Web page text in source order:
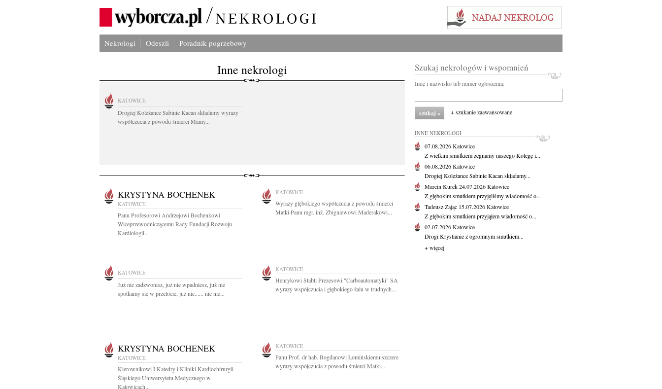
Nekrologi Odeszli Poradnik pogrzebowy
Inne nekrologi
KATOWICE
Drogiej Koleżance Sabinie Kacan składamy wyrazy
współczucia z powodu śmierci Mamy...
KRYSTYNA BOCHENEK
KATOWICE
Panu Profesorowi Andrzejowi Bochenkowi
Wiceprzewodniczącemu Rady Fundacji Rozwoju
Kardiologii...
KATOWICE
Wyrazy głębokiego współczucia z powodu śmierci
Matki Panu mgr. inż. Zbigniewowi Maderakowi...
KATOWICE
Już nie zadzwonisz, już nie wpadniesz, już nie
spotkamy się w przelocie, już nic...... nic nie...
KATOWICE
Henrykowi Stabli Prezesowi "Carboautomatyki" SA
wyrazy współczucia i głębokiego żalu w trudnych...
KRYSTYNA BOCHENEK
KATOWICE
Kierownikowi I Katedry i Kliniki Kardiochirurgii
Śląskiego Uniwersytetu Medycznego w
Katowicach...
KATOWICE
Panu Prof. dr hab. Bogdanowi Łomińskiemu szczere
wyrazy współczucia z powodu śmierci Matki...
Szukaj nekrologów i wspomnień
Imię i nazwisko lub numer ogłoszenia:
+ szukanie zaawansowane
INNE NEKROLOGI
07.08.2026Katowice
Z wielkim smutkiem żegnamy naszego Kolegę i...
06.08.2026Katowice
Drogiej Koleżance Sabinie Kacan składamy...
Marcin Kurek24.07.2026Katowice
Z głębokim smutkiem przyjęliśmy wiadomość o...
Tadeusz Zając 15.07.2026Katowice
Z głębokim smutkiem przyjąłem wiadomość o...
02.07.2026Katowice
Drogi Krystianie z ogromnym smutkiem...
+ więcej